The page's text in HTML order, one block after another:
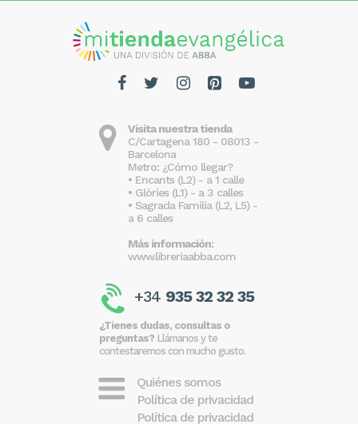
Visita nuestra tienda
C/Cartagena 180 - 08013 -
Barcelona
Metro: ¿Cómo llegar?
• Encants (L2) - a 1 calle
• Glòries (L1) - a 3 calles
• Sagrada Familia (L2, L5) -
a 6 calles
Más información:
www.libreriaabba.com
+34 935 32 32 35
¿Tienes dudas, consultas o
preguntas? Llámanos y te
contestaremos con mucho gusto.
Quiénes somos
Política de privacidad
Política de privacidad